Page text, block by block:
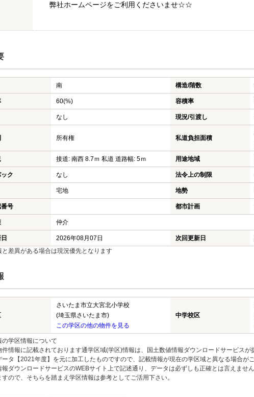
弊社ホームページをご利用くださいませ☆☆
南 構造/階数
60(%) 容積率
なし 現況/引渡し
所有権 私道負担面積
接道: 南西 8.7ｍ 私道 道路幅: 5ｍ 用途地域
ク なし 法令上の制限
宅地 地勢
号 都市計画
仲介
2026年08月07日 次回更新日
差異がある場合は現況優先となります
さいたま市立大宮北小学校
(埼玉県さいたま市)
この学区の他の物件を見る
中学校区
学区情報について
件情報に記載されております通学区域(学区)情報は、国土数値情報ダウンロードサービス
ータ【2021年度】を元に加工したものですので、記載情報が現在の学区域と異なる場合がご
報ダウンロードサービスのWEBサイト上で記述通り、データは必ずしも正確とは言えませ
ので、そちらを踏まえ学区情報は参考としてご活用下さい。